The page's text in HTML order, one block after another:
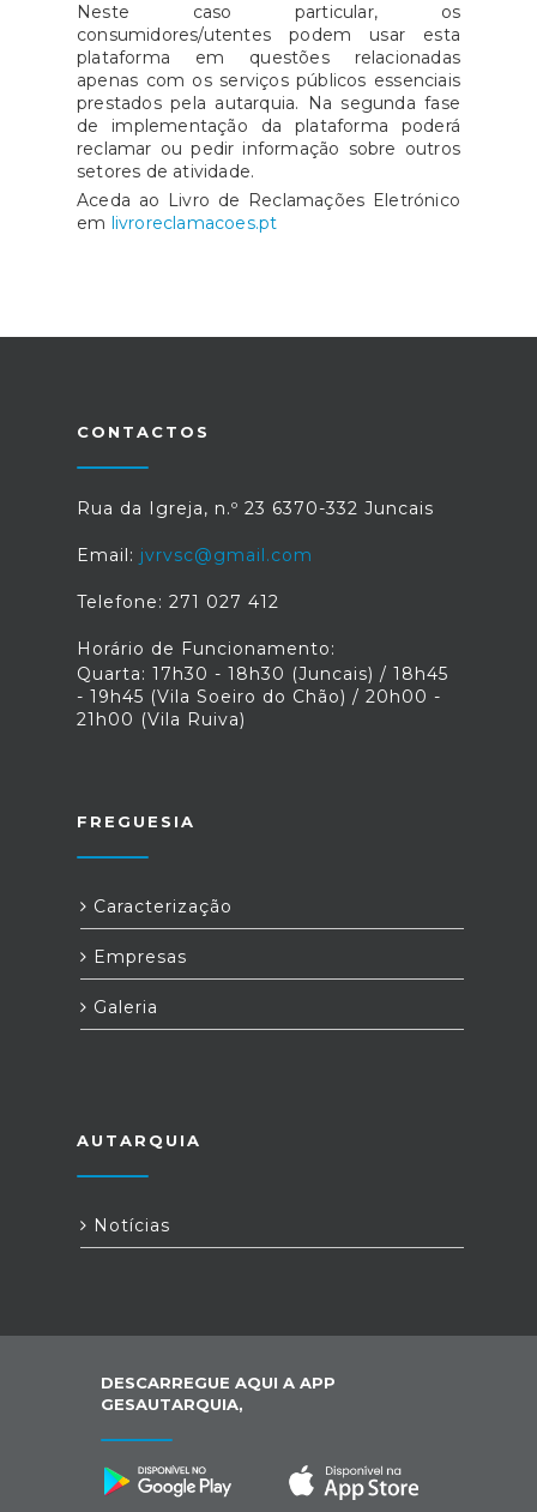
Neste caso particular, os
consumidores/utentes podem usar esta
plataforma em questões relacionadas
apenas com os serviços públicos essenciais
prestados pela autarquia. Na segunda fase
de implementação da plataforma poderá
reclamar ou pedir informação sobre outros
setores de atividade.
Aceda ao Livro de Reclamações Eletrónico
em livroreclamacoes.pt
CONTACTOS
Rua da Igreja, n.º 23 6370-332 Juncais
Email: jvrvsc@gmail.com
Telefone: 271 027 412
Horário de Funcionamento:
Quarta: 17h30 - 18h30 (Juncais) / 18h45
- 19h45 (Vila Soeiro do Chão) / 20h00 -
21h00 (Vila Ruiva)
FREGUESIA
Caracterização
Empresas
Galeria
AUTARQUIA
Notícias
DESCARREGUE AQUI A APP
GESAUTARQUIA,